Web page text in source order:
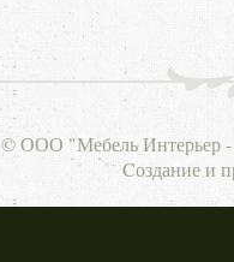
© ООО "Мебель Интерьер -
Cоздание и